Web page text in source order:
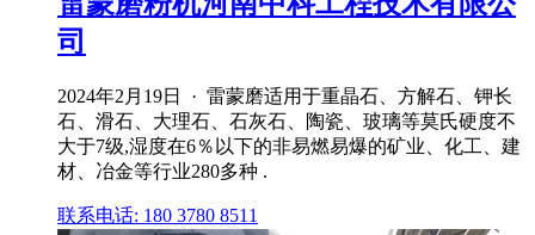
司
2024年2月19日 · 雷蒙磨适用于重晶石、方解石、钾长
石、滑石、大理石、石灰石、陶瓷、玻璃等莫氏硬度不
大于7级,湿度在6％以下的非易燃易爆的矿业、化工、建
材、冶金等行业280多种 .
联系电话: 180 3780 8511